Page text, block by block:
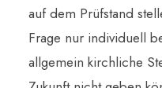
auf dem Prüfstand
Frage nur individuell
allgemein kirchliche